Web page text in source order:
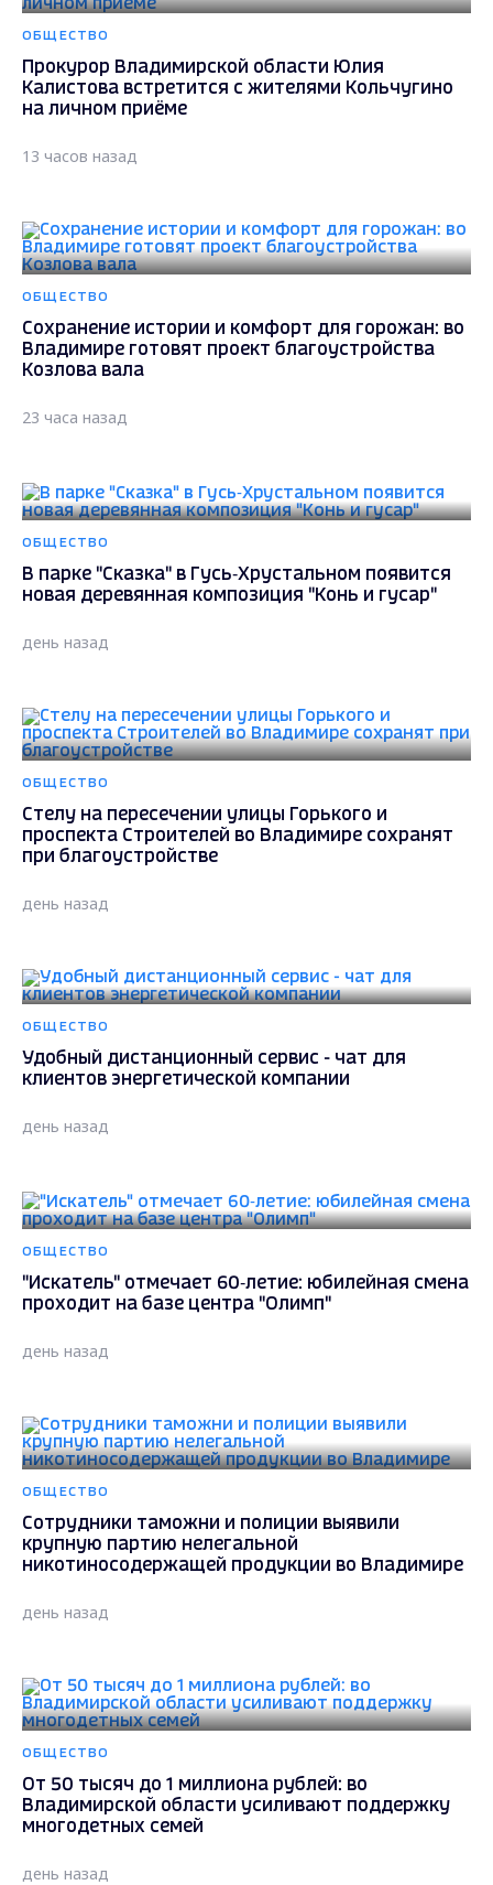
ОБЩЕСТВО
Прокурор Владимирской области Юлия
Калистова встретится с жителями Кольчугино
на личном приёме
13 часов назад
ОБЩЕСТВО
Сохранение истории и комфорт для горожан: во
Владимире готовят проект благоустройства
Козлова вала
23 часа назад
ОБЩЕСТВО
В парке "Сказка" в Гусь‑Хрустальном появится
новая деревянная композиция "Конь и гусар"
день назад
ОБЩЕСТВО
Стелу на пересечении улицы Горького и
проспекта Строителей во Владимире сохранят
при благоустройстве
день назад
ОБЩЕСТВО
Удобный дистанционный сервис - чат для
клиентов энергетической компании
день назад
ОБЩЕСТВО
"Искатель" отмечает 60‑летие: юбилейная смена
проходит на базе центра "Олимп"
день назад
ОБЩЕСТВО
Сотрудники таможни и полиции выявили
крупную партию нелегальной
никотиносодержащей продукции во Владимире
день назад
ОБЩЕСТВО
От 50 тысяч до 1 миллиона рублей: во
Владимирской области усиливают поддержку
многодетных семей
день назад